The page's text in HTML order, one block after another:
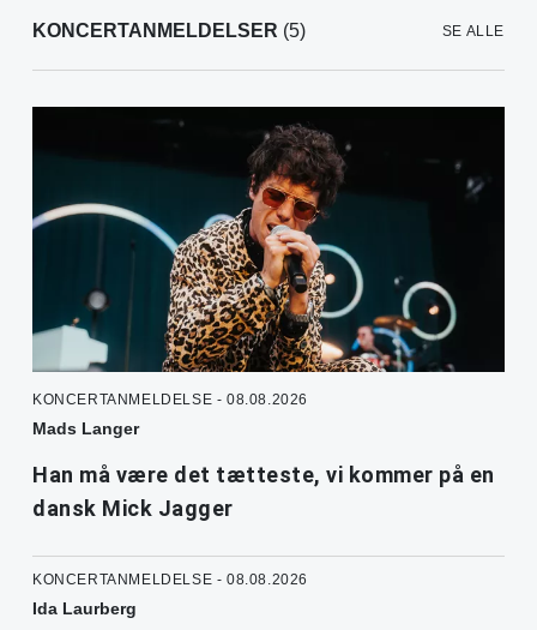
KONCERTANMELDELSER (5) SE ALLE
KONCERTANMELDELSE - 08.08.2026
Mads Langer
Han må være det tætteste, vi kommer på en
dansk Mick Jagger
KONCERTANMELDELSE - 08.08.2026
Ida Laurberg